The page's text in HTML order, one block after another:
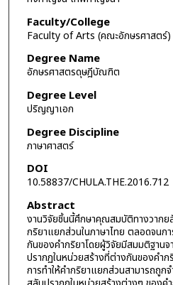
Faculty/College
Faculty of Arts (คณะอักษรศาสตร์)
Degree Name
อักษรศาสตรดุษฎีบัณฑิต
Degree Level
ปริญญาเอก
Degree Discipline
ภาษาศาสตร์
DOI
10.58837/CHULA.THE.2016.712
Abstract
งานวิจัยชิ้นนี้ศึกษาคุณสมบัติทางวาก
กริยาแยกส่วนในภาษาไทย ตลอดจนก
กันของคำกริยาโดยผู้วิจัยมีสมมติฐาน
ปรากฏในหน่วยสร้างที่ต่างกันของคำ
การทำให้คำกริยาแยกส่วนสามารถถูก